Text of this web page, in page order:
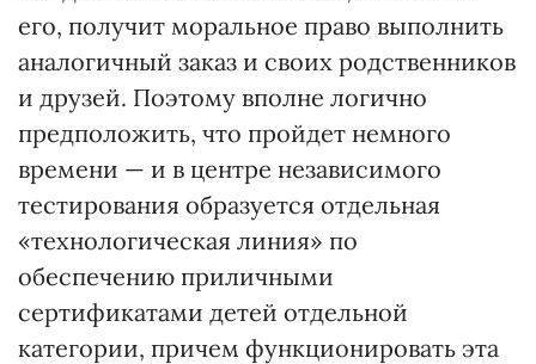
его, получит моральное право выполнить
аналогичный заказ и своих родственников
и друзей. Поэтому вполне логично
предположить, что пройдет немного
времени — и в центре независимого
тестирования образуется отдельная
«технологическая линия» по
обеспечению приличными
сертификатами детей отдельной
категории, причем функционировать эта